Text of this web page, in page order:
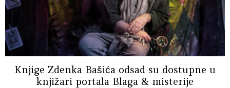
Knjige Zdenka Bašića odsad su dostupne u
knjižari portala Blaga & misterije